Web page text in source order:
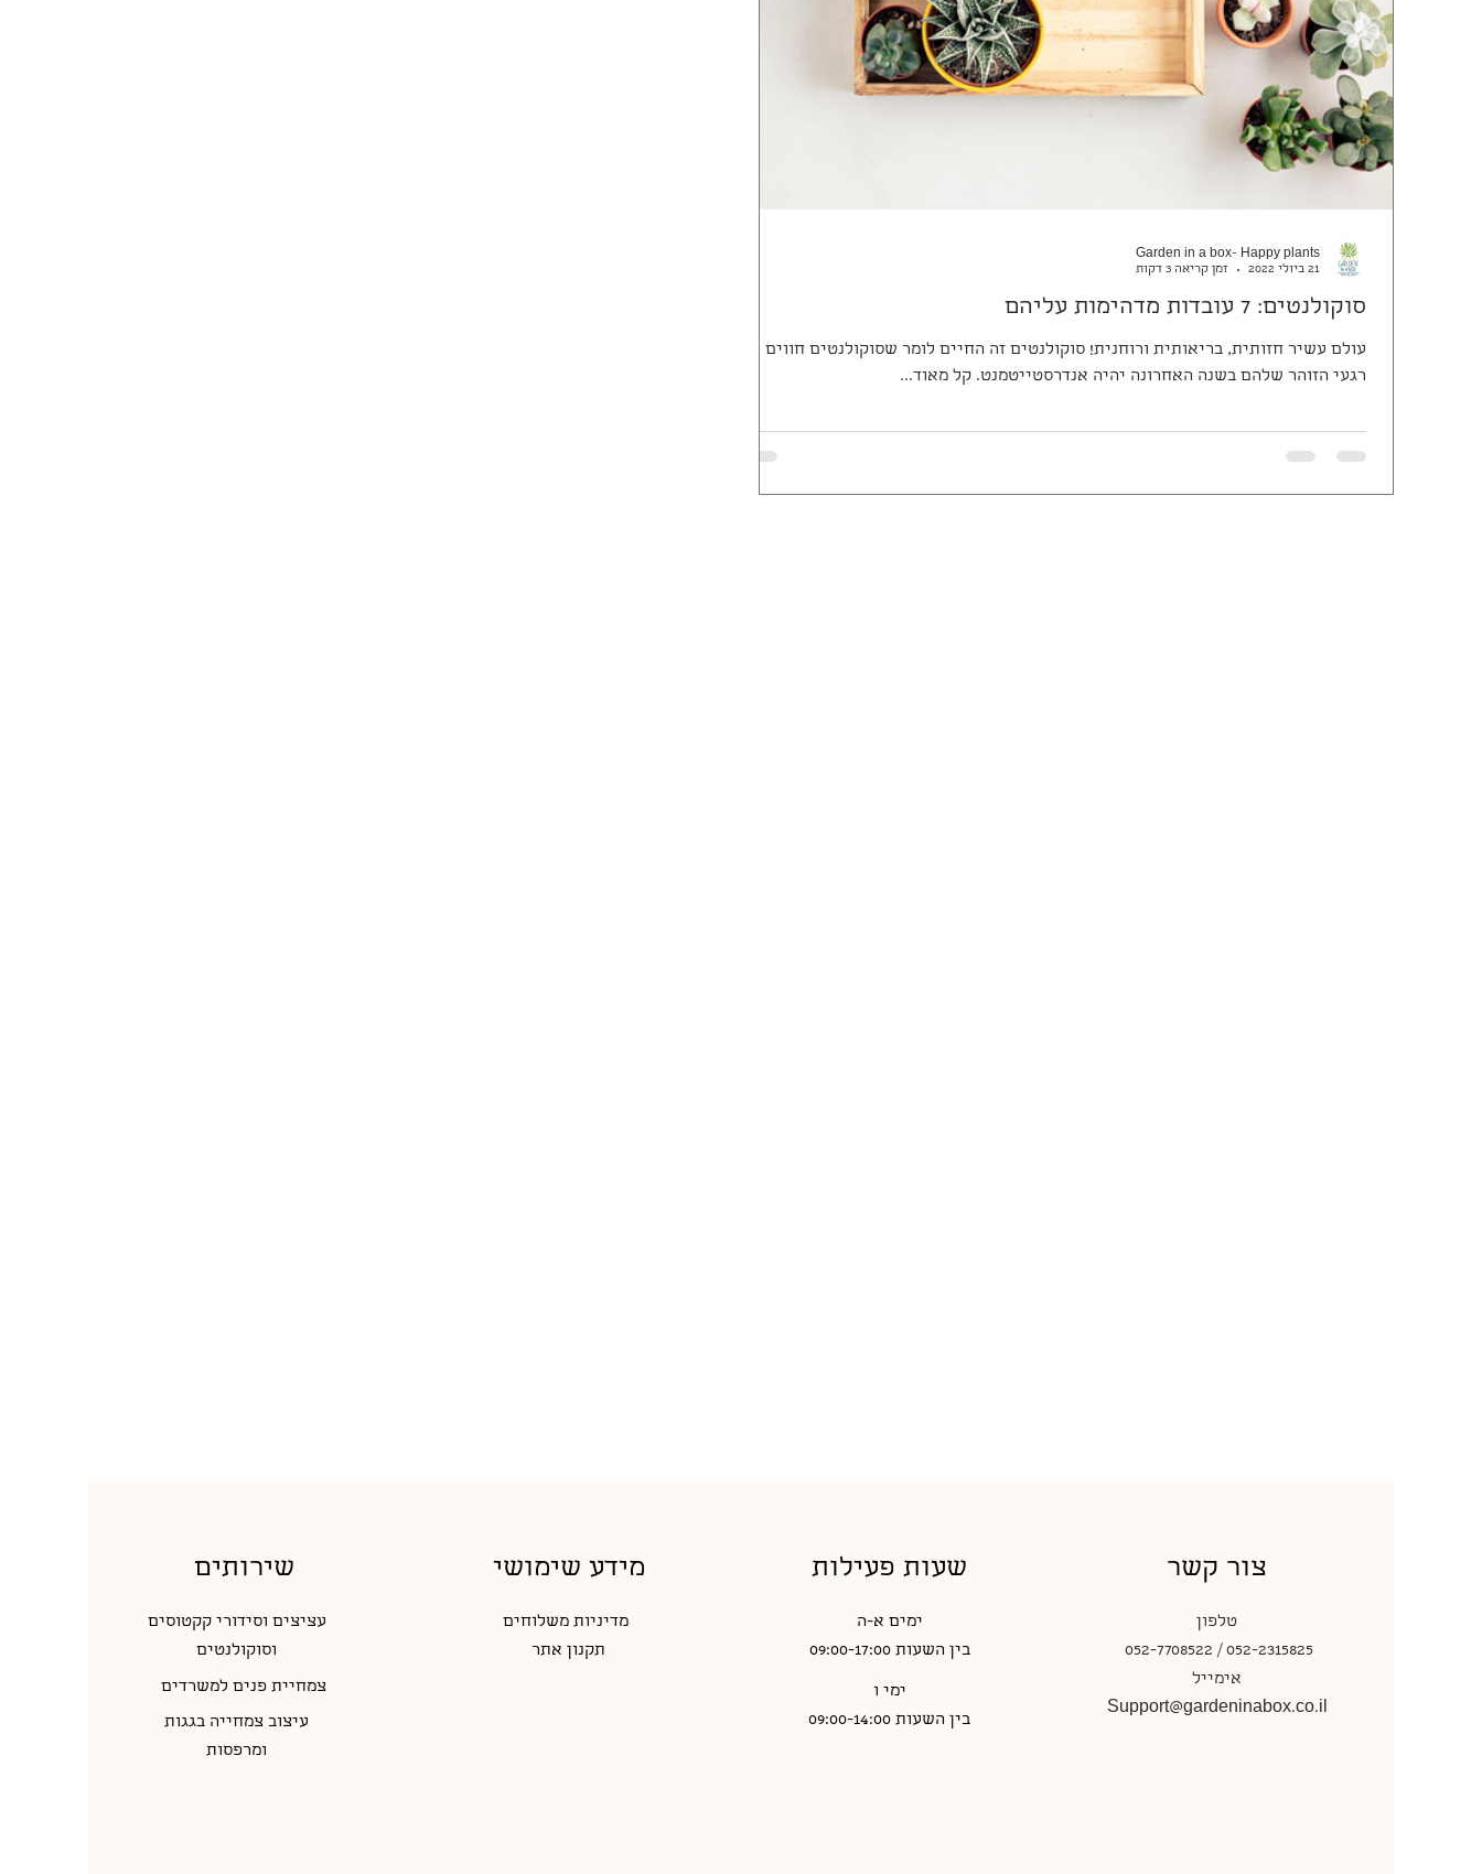
סוקולנטים: 7 עובדות מדהימות עליהם
עולם עשיר חזותית, בריאותית ורוחנית! סוקולנטים זה החיים לומר שסוקולנטים חווים את
רגעי הזוהר שלהם בשנה האחרונה יהיה אנדרסטייטמנט. קל מאוד...
Garden in a box- Happy plants
21 ביולי 2022
זמן קריאה 3 דקות
שירותים
עציצים וסידורי קקטוסים
וסוקולנטים
צמחיית פנים למשרדים
עיצוב צמחייה בגגות
ומרפסות
מידע שימושי
תקנון אתר
שעות פעילות
ימים א-ה
בין השעות 09:00-17:00
ימי ו
בין השעות 09:00-14:00
צור קשר
טלפון
052-7708522 / 052-2315825
אימייל
Support@gardeninabox.co.il